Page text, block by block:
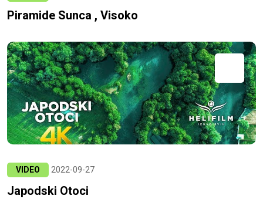
Piramide Sunca , Visoko
VIDEO 2022-09-27
Japodski Otoci